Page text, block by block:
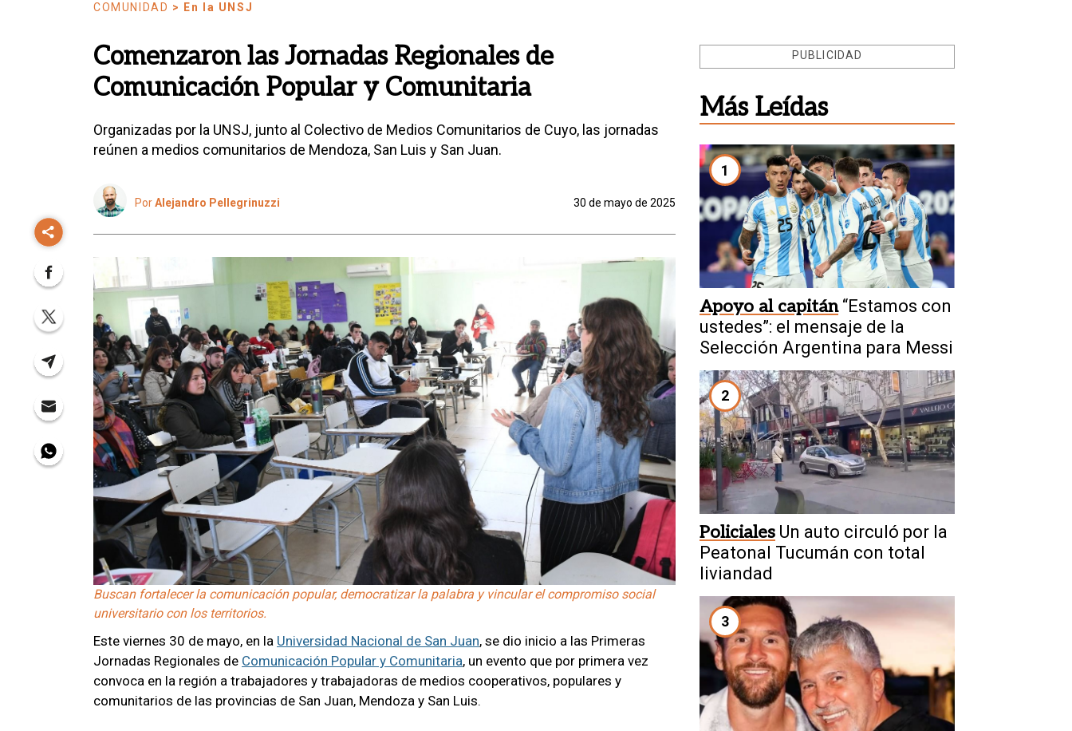
COMUNIDAD > En la UNSJ
Comenzaron las Jornadas Regionales de
Comunicación Popular y Comunitaria
Organizadas por la UNSJ, junto al Colectivo de Medios Comunitarios de Cuyo, las jornadas
reúnen a medios comunitarios de Mendoza, San Luis y San Juan.
PorAlejandro Pellegrinuzzi 30 de mayo de 2025
Buscan fortalecer la comunicación popular, democratizar la palabra y vincular el compromiso social
universitario con los territorios.
Este viernes 30 de mayo, en la Universidad Nacional de San Juan, se dio inicio a las Primeras
Jornadas Regionales de Comunicación Popular y Comunitaria, un evento que por primera vez
convoca en la región a trabajadores y trabajadoras de medios cooperativos, populares y
comunitarios de las provincias de San Juan, Mendoza y San Luis.
PUBLICIDAD
Más Leídas
1
Apoyo al capitán “Estamos con
ustedes”: el mensaje de la
Selección Argentina para Messi
2
Policiales Un auto circuló por la
Peatonal Tucumán con total
liviandad
3